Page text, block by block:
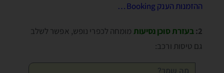
ההזמנות הענק Booking…
2: בעזרת סוכן נסיעות מומחה לכפרי נופש, אפשר לשלב
גם טיסות ורכב: